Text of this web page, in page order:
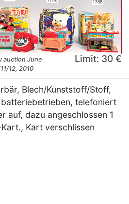
auction June
12, 2010
Limit: 30 €
Blech/Kunststoff/Stoff,
telefoniert
auf, dazu angeschlossen 1
Kart verschlissen